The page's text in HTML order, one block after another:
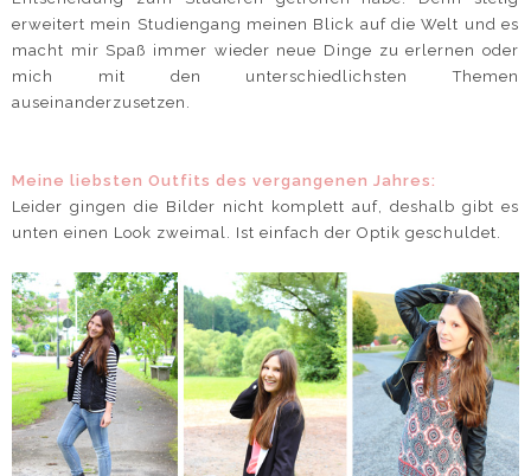
erweitert mein Studiengang meinen Blick auf die Welt und es
macht mir Spaß immer wieder neue Dinge zu erlernen oder
mich mit den unterschiedlichsten Themen
auseinanderzusetzen.
Meine liebsten Outfits des vergangenen Jahres:
Leider gingen die Bilder nicht komplett auf, deshalb gibt es
unten einen Look zweimal. Ist einfach der Optik geschuldet.